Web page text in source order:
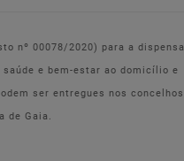
nº 00078/2020) para a dispensa
e bem-estar ao domicílio e
ser entregues nos concelhos
de Gaia.